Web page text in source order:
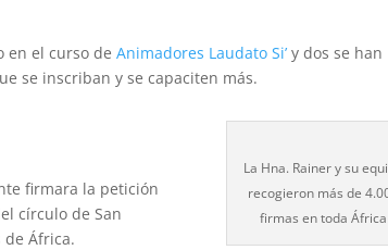
en el curso deAnimadores Laudato Si’ y dos se han
se inscriban y se capaciten más.
La Hna. Rainer y su
recogieron más de
firmas en toda África
firmara la petición
círculo de San
de África.